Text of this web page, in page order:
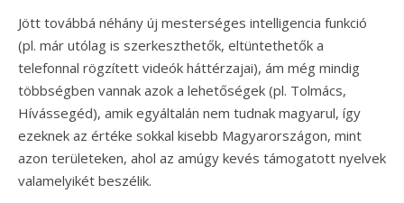
Jött továbbá néhány új mesterséges intelligencia funkció
(pl. már utólag is szerkeszthetők, eltüntethetők a
telefonnal rögzített videók háttérzajai), ám még mindig
többségben vannak azok a lehetőségek (pl. Tolmács,
Hívássegéd), amik egyáltalán nem tudnak magyarul, így
ezeknek az értéke sokkal kisebb Magyarországon, mint
azon területeken, ahol az amúgy kevés támogatott nyelvek
valamelyikét beszélik.